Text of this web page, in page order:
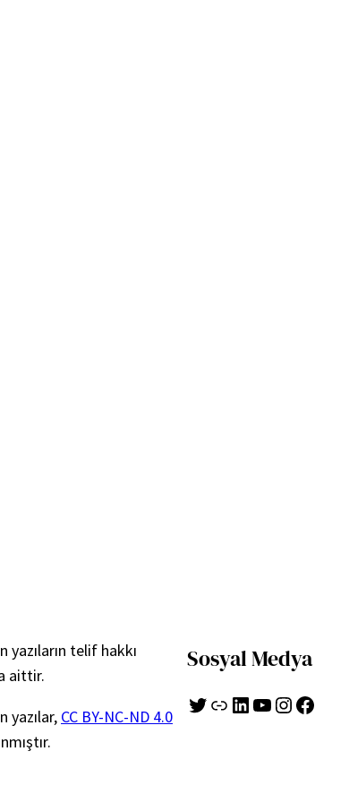
yazıların telif hakkı
aittir.
yazılar, CC BY-NC-ND 4.0
Sosyal Medya
Twitter Bağlantı LinkedIn YouTube Instagram Facebook